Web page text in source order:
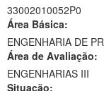
Ministério de Minas e
Ministério da Ciência,
Ministério do Meio
33002010052P0
Área Básica:
ENGENHARIA DE
Área de Avaliação:
ENGENHARIAS III
Situação: